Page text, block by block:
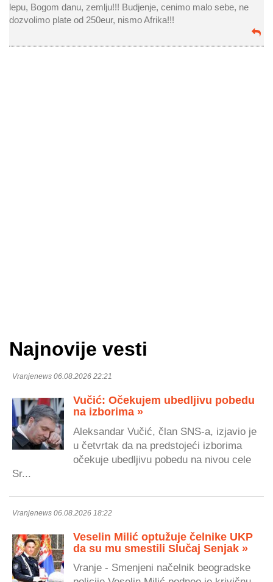
lepu, Bogom danu, zemlju!!! Budjenje, cenimo malo sebe, ne
dozvolimo plate od 250eur, nismo Afrika!!!
Najnovije vesti
Vranjenews 06.08.2026 22:21
Vučić: Očekujem ubedljivu pobedu
na izborima »
Aleksandar Vučić, član SNS-a, izjavio je
u četvrtak da na predstojeći izborima
očekuje ubedljivu pobedu na nivou cele
Sr...
Vranjenews 06.08.2026 18:22
Veselin Milić optužuje čelnike UKP
da su mu smestili Slučaj Senjak »
Vranje - Smenjeni načelnik beogradske